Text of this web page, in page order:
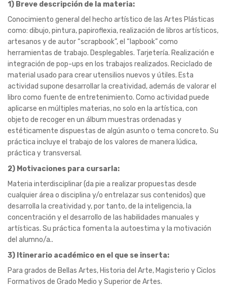
libro como fuente de entretenimiento. Como actividad puede
aplicarse en múltiples materias, no solo en la artística, con
objeto de recoger en un álbum muestras ordenadas y
estéticamente dispuestas de algún asunto o tema concreto. Su
práctica incluye el trabajo de los valores de manera lúdica,
práctica y transversal.
2) Motivaciones para cursarla:
Materia interdisciplinar (da pie a realizar propuestas desde
cualquier área o disciplina y/o entrelazar sus contenidos) que
desarrolla la creatividad y, por tanto, de la inteligencia, la
concentración y el desarrollo de las habilidades manuales y
artísticas. Su práctica fomenta la autoestima y la motivación
del alumno/a..
Formativos de Grado Medio y Superior de Artes.
4)Carga lectiva:2 horas semanales.
5) Vinculación con las otras materias de departamento:
Educación Plástica, Visual y Audiovisual.